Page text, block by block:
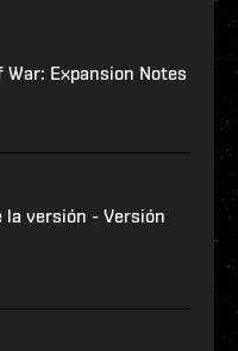
War: Expansion Notes
la versión - Versión